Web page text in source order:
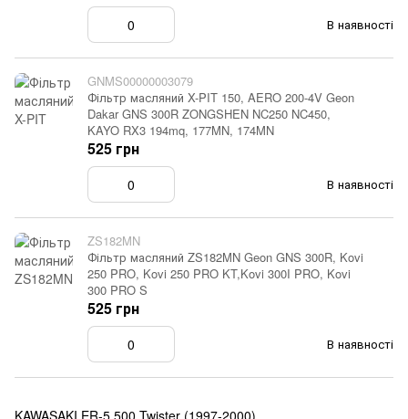
В наявності
GNMS00000003079
Фільтр масляний X-PIT 150, AERO 200-4V Geon
Dakar GNS 300R ZONGSHEN NC250 NC450,
KAYO RX3 194mq, 177MN, 174MN
В наявності
525 грн
ZS182MN
Фільтр масляний ZS182MN Geon GNS 300R, Kovi
250 PRO, Kovi 250 PRO KT,Kovi 300I PRO, Kovi
300 PRO S
В наявності
525 грн
KAWASAKI ER-5 500 Twister (1997-2000)